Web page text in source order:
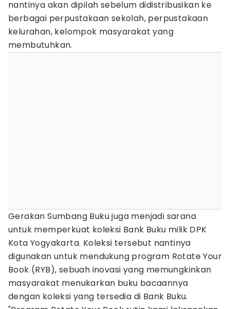
nantinya akan dipilah sebelum didistribusikan ke
berbagai perpustakaan sekolah, perpustakaan
kelurahan, kelompok masyarakat yang
membutuhkan.
Gerakan Sumbang Buku juga menjadi sarana
untuk memperkuat koleksi Bank Buku milik DPK
Kota Yogyakarta. Koleksi tersebut nantinya
digunakan untuk mendukung program Rotate Your
Book (RYB), sebuah inovasi yang memungkinkan
masyarakat menukarkan buku bacaannya
dengan koleksi yang tersedia di Bank Buku.